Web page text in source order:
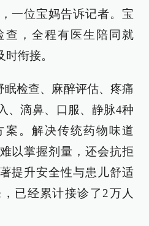
一位宝妈告诉记者。宝
查，全程有医生陪同就
衔接。
眠检查、麻醉评估、疼痛
、滴鼻、口服、静脉4种
案。解决传统药物味道
以掌握剂量，还会抗拒
提升安全性与患儿舒适
已经累计接诊了2万人